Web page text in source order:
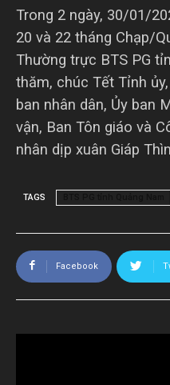
Trong 2 ngày, 30/01/
20 và 22 tháng Chạp/
Thường trực BTS PG
thăm, chúc Tết Tỉnh
ban nhân dân, Ủy ban
vận, Ban Tôn giáo và
nhân dịp xuân Giáp
TAGS
Facebook